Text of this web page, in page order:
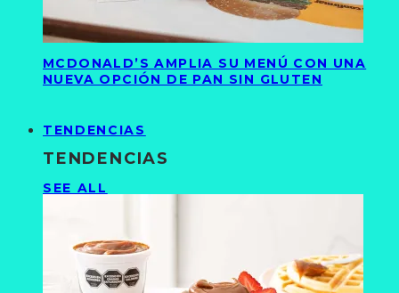
MCDONALD’S AMPLIA SU MENÚ CON UNA
NUEVA OPCIÓN DE PAN SIN GLUTEN
TENDENCIAS
TENDENCIAS
SEE ALL